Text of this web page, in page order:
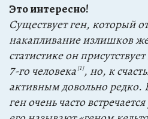
Это интересно!
Существует ген, который
накапливание излишков
статистике он
7-го человека [1], но, к
активным довольно редко.
ген очень часто